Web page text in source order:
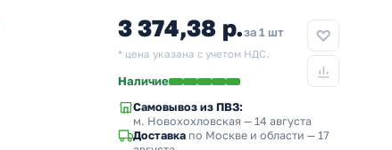
3 374,38 р.за 1 шт
* цена указана с учетом НДС.
Наличие
Самовывоз из ПВЗ:
м. Новохохловская — 14 августа
Доставка по Москве и области — 17